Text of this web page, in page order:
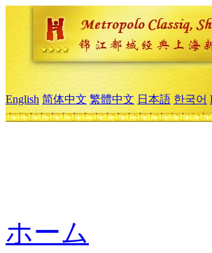
English 简体中文 繁體中文 日本語 한국어
ホーム